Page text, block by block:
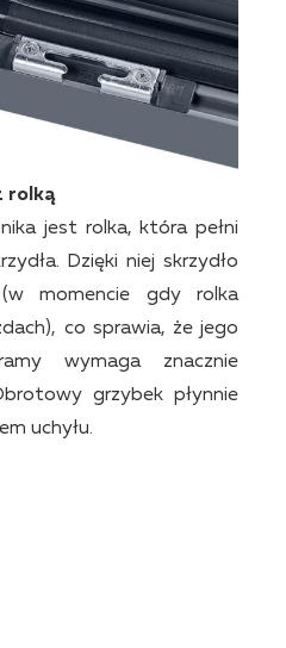
rolką
jest rolka, która pełni
Dzięki niej skrzydło
momencie gdy rolka
co sprawia, że jego
wymaga znacznie
grzybek płynnie
uchyłu.